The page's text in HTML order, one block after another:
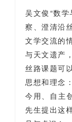
吴文俊“数
察、澄清沿
文学交流的
与天文遗产
丝路课题可
思想和理念
今用、自主
先生提出这